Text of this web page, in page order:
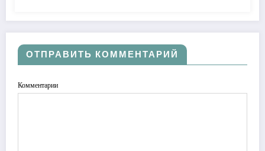
ОТПРАВИТЬ КОММЕНТАРИЙ
Комментарии